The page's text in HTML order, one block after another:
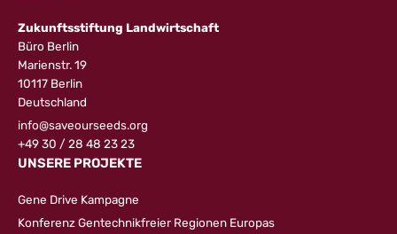
Zukunftsstiftung Landwirtschaft
Büro Berlin
Marienstr. 19
10117 Berlin
Deutschland
info@saveourseeds.org
+49 30 / 28 48 23 23
UNSERE PROJEKTE
Gene Drive Kampagne
Konferenz Gentechnikfreier Regionen Europas